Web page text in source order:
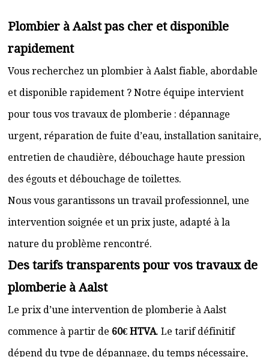
Plombier à Aalst pas cher et disponible
rapidement
Vous recherchez un plombier à Aalst fiable, abordable
et disponible rapidement ? Notre équipe intervient
pour tous vos travaux de plomberie : dépannage
urgent, réparation de fuite d’eau, installation sanitaire,
entretien de chaudière, débouchage haute pression
des égouts et débouchage de toilettes.
Nous vous garantissons un travail professionnel, une
intervention soignée et un prix juste, adapté à la
nature du problème rencontré.
Des tarifs transparents pour vos travaux de
plomberie à Aalst
Le prix d’une intervention de plomberie à Aalst
commence à partir de 60€ HTVA. Le tarif définitif
dépend du type de dépannage, du temps nécessaire,